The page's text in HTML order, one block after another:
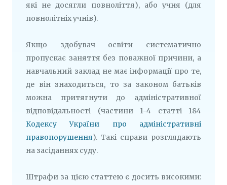
які не досягли повноліття), або учня (для
повнолітніх учнів).
Якщо здобувач освіти систематично
пропускає заняття без поважної причини, а
навчальний заклад не має інформації про те,
де він знаходиться, то за законом батьків
можна притягнути до адміністративної
відповідальності (частини 1-4 статті 184
Кодексу України про адміністративні
правопорушення). Такі справи розглядають
на засіданнях суду.
Штрафи за цією статтею є досить високими: